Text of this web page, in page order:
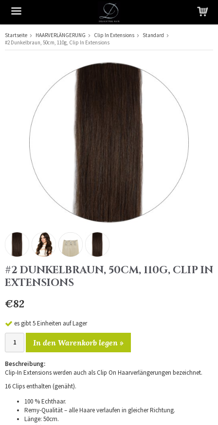
Das Produkt wurde in Ihren Warenkorb gelegt
Startseite HAARVERLÄNGERUNG Clip In Extensions
Standard
#2 Dunkelbraun, 50cm, 110g, Clip In Extensions
#2 DUNKELBRAUN, 50CM, 110G, CLIP IN
EXTENSIONS
€82
es gibt 5 Einheiten auf Lager
In den Warenkorb legen »
Beschreibung:
Clip-In Extensions werden auch als Clip On Haarverlängerungen bezeichnet.
16 Clips enthalten (genäht).
100 % Echthaar.
Remy-Qualität – alle Haare verlaufen in gleicher Richtung.
Länge: 50cm.